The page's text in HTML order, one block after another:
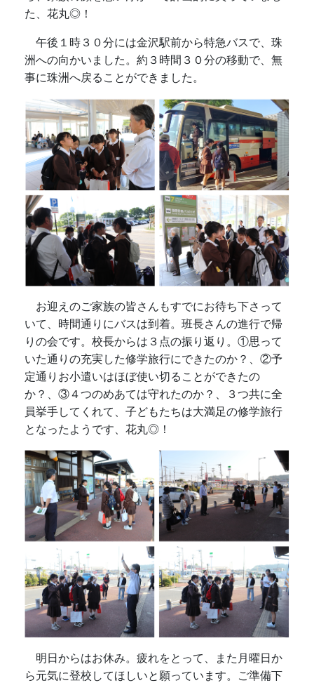
た、花丸◎！
午後１時３０分には金沢駅前から特急バスで、珠
洲への向かいました。約３時間３０分の移動で、無
事に珠洲へ戻ることができました。
お迎えのご家族の皆さんもすでにお待ち下さって
いて、時間通りにバスは到着。班長さんの進行で帰
りの会です。校長からは３点の振り返り。①思って
いた通りの充実した修学旅行にできたのか？、②予
定通りお小遣いはほぼ使い切ることができたの
か？、③４つのめあては守れたのか？、３つ共に全
員挙手してくれて、子どもたちは大満足の修学旅行
となったようです、花丸◎！
明日からはお休み。疲れをとって、また月曜日か
ら元気に登校してほしいと願っています。ご準備下